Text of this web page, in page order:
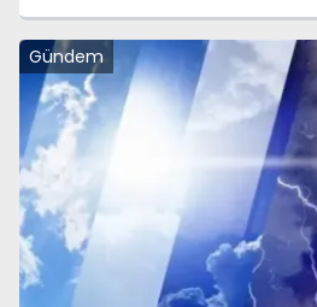
Gündem